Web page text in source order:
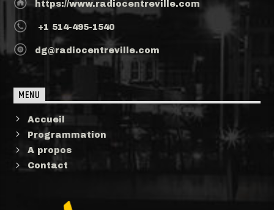
https://www.radiocentreville.com
+1 514-495-1540
dg@radiocentreville.com
MENU
Accueil
Programmation
A propos
Contact